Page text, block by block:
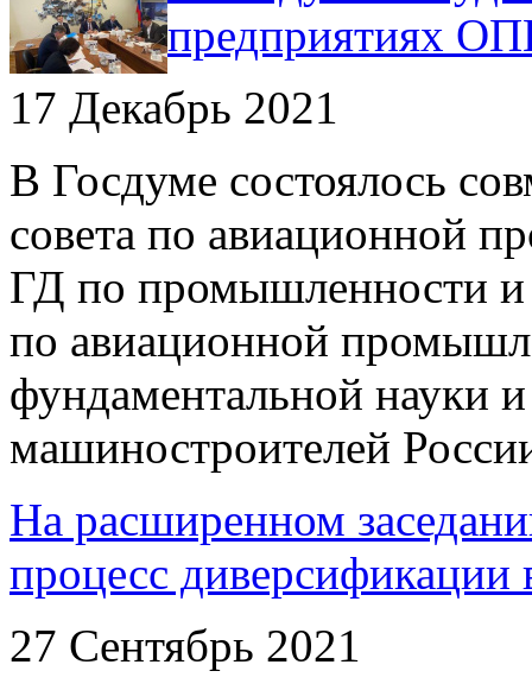
предприятиях
17 Декабрь 2021
В Госдуме состоялось
совета по авиационной
ГД по промышленности и
по авиационной
фундаментальной науки
машиностроителей
На расширенном
процесс
27 Сентябрь 2021